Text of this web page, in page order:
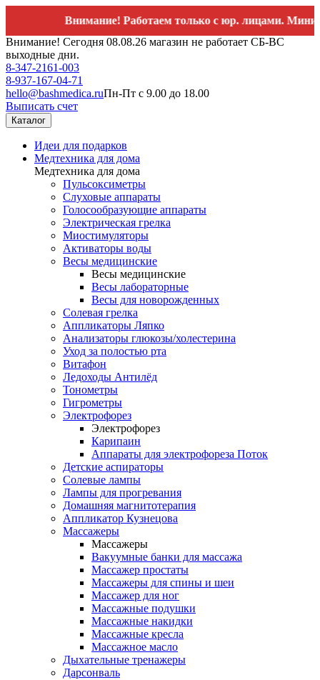
Внимание! Работаем только с юр. лицами.
Внимание! Сегодня 08.08.26 магазин не работает СБ-ВС
выходные дни.
8-347-2161-003
8-937-167-04-71
hello@bashmedica.ruПн-Пт с 9.00 до 18.00
Выписать счет
Каталог
Идеи для подарков
Медтехника для дома
Медтехника для дома
Пульсоксиметры
Слуховые аппараты
Голосообразующие аппараты
Электрическая грелка
Миостимуляторы
Активаторы воды
Весы медицинские
Весы медицинские
Весы лабораторные
Весы для новорожденных
Солевая грелка
Аппликаторы Ляпко
Анализаторы глюкозы/холестерина
Уход за полостью рта
Витафон
Ледоходы Антилёд
Тонометры
Гигрометры
Электрофорез
Электрофорез
Карипаин
Аппараты для электрофореза Поток
Детские аспираторы
Солевые лампы
Лампы для прогревания
Домашняя магнитотерапия
Аппликатор Кузнецова
Массажеры
Массажеры
Вакуумные банки для массажа
Массажер простаты
Массажеры для спины и шеи
Массажер для ног
Массажные подушки
Массажные накидки
Массажные кресла
Массажное масло
Дыхательные тренажеры
Дарсонваль